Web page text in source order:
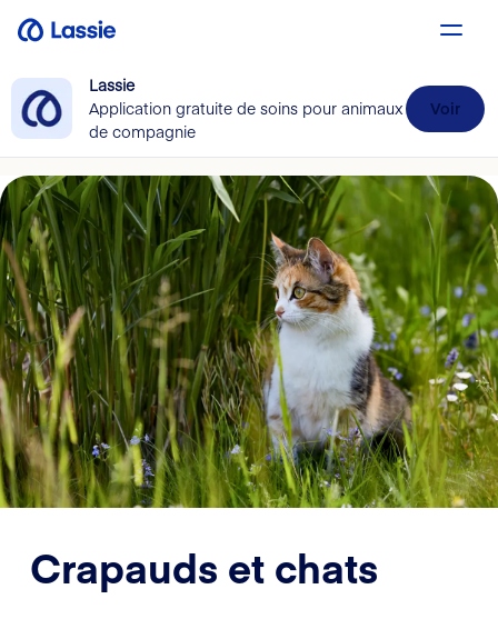
Lassie
Application gratuite de soins pour animaux
de compagnie
Voir
Crapauds et chats